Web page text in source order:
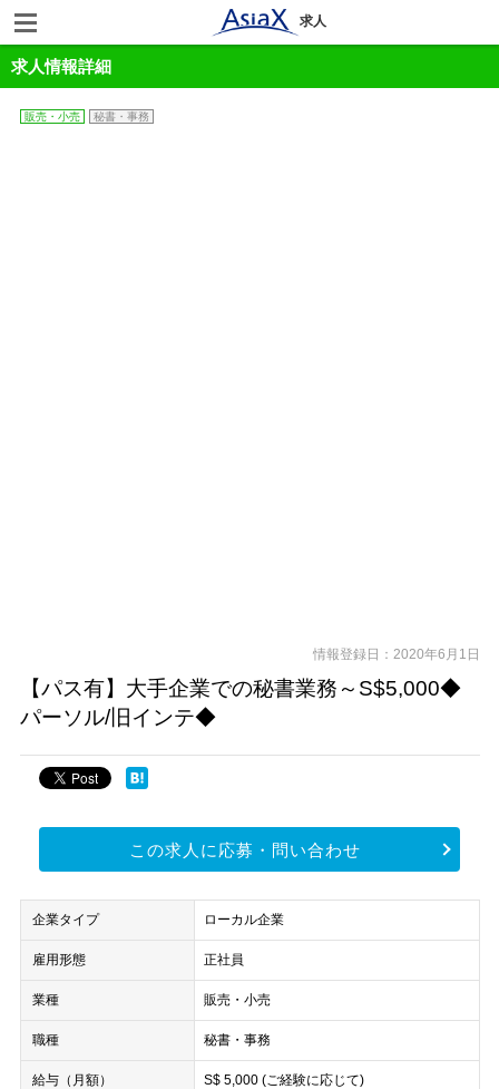
求人
求人情報詳細
販売・小売 秘書・事務
情報登録日：2020年6月1日
【パス有】大手企業での秘書業務～S$5,000◆
パーソル/旧インテ◆
この求人に応募・問い合わせ
企業タイプ ローカル企業
雇用形態 正社員
業種 販売・小売
職種 秘書・事務
給与（月額） S$ 5,000 (ご経験に応じて)